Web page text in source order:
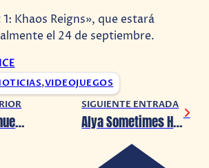
Khaos Reigns», que estará
el 24 de septiembre.
,VIDEOJUEGOS
Joker 2 lanza nuevo tráiler
SIGUIENTE ENTRADA
Alya Sometimes Hides Her Feelings in Russian confirma✌️temporada